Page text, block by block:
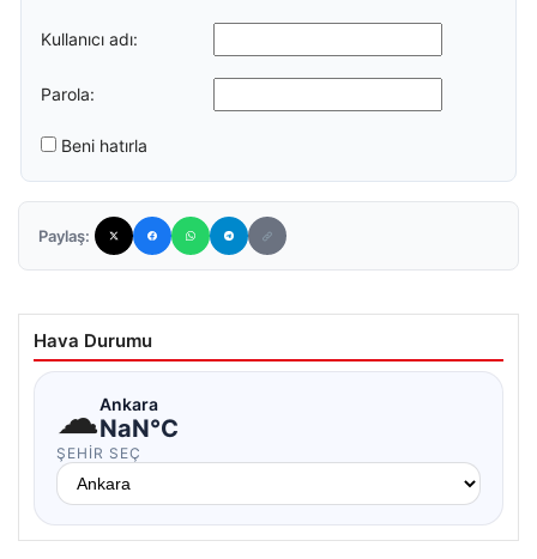
Kullanıcı adı:
Parola:
Beni hatırla
Paylaş:
Hava Durumu
☁Ankara
NaN°C
ŞEHIR SEÇ